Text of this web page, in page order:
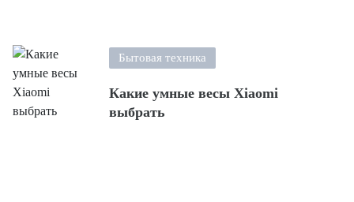
Бытовая техника
Какие умные весы Xiaomi
выбрать